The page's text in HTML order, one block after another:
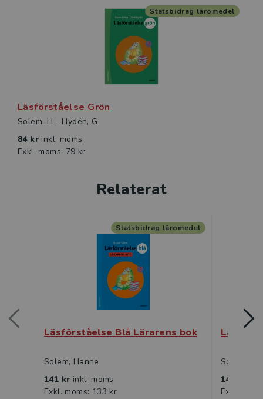
Läsförståelse Grön
Solem, H - Hydén, G
84 kr inkl. moms
Exkl. moms: 79 kr
Statsbidrag läromedel
Relaterat
Läsförståelse Blå Lärarens bok
Solem, Hanne
141 kr inkl. moms
Exkl. moms: 133 kr
Statsbidrag läromedel
Solem,
141 kr
Exkl.